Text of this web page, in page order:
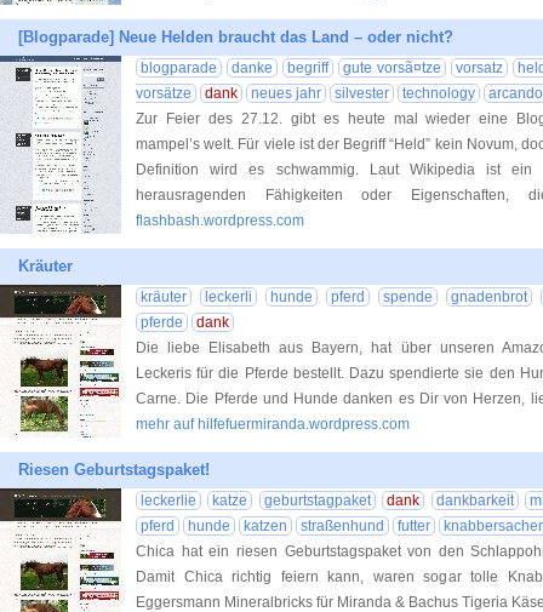
[Blogparade] Neue Helden braucht das Land – oder nicht?
blogparade danke begriff gute vorsã¤tze vorsatz
vorsätze
dank neues jahr silvester technology
Zur Feier des 27.12. gibt es heute mal wieder eine
mampel’s welt. Für viele ist der Begriff “Held” kein Novum,
Definition wird es schwammig. Laut Wikipedia ist
herausragenden Fähigkeiten oder
flashbash.wordpress.com
Kräuter
kräuter leckerli hunde pferd spende
gnadenbrot
pferde
dank
Die liebe Elisabeth aus Bayern, hat über unseren
Leckeris für die Pferde bestellt. Dazu spendierte sie den
Carne. Die Pferde und Hunde danken es Dir von Herzen,
mehr auf hilfefuermiranda.wordpress.com
Riesen Geburtstagspaket!
leckerlie katze geburtstagpaket dank dankbarkeit
pferd
hunde katzen straßenhund futter
Chica hat ein riesen Geburtstagspaket von den
Damit Chica richtig feiern kann, waren sogar tolle
Eggersmann Mineralbricks für Miranda & Bachus Tigeria